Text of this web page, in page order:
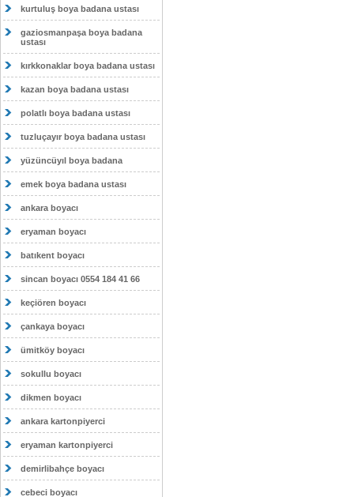
kurtuluş boya badana ustası
gaziosmanpaşa boya badana
ustası
kırkkonaklar boya badana ustası
kazan boya badana ustası
polatlı boya badana ustası
tuzluçayır boya badana ustası
yüzüncüyıl boya badana
emek boya badana ustası
ankara boyacı
eryaman boyacı
batıkent boyacı
sincan boyacı 0554 184 41 66
keçiören boyacı
çankaya boyacı
ümitköy boyacı
sokullu boyacı
dikmen boyacı
ankara kartonpiyerci
eryaman kartonpiyerci
demirlibahçe boyacı
cebeci boyacı